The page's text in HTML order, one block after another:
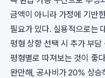
금액이 아니라 가정에 기반
필요가 있다. 실용적으로는
평형 상향 선택 시 추가 부
평형별로 따져보는 것이 좋
완만해, 공사비가 20% 상승